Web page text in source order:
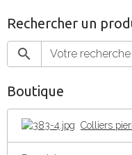
Rechercher un
Boutique
Colliers